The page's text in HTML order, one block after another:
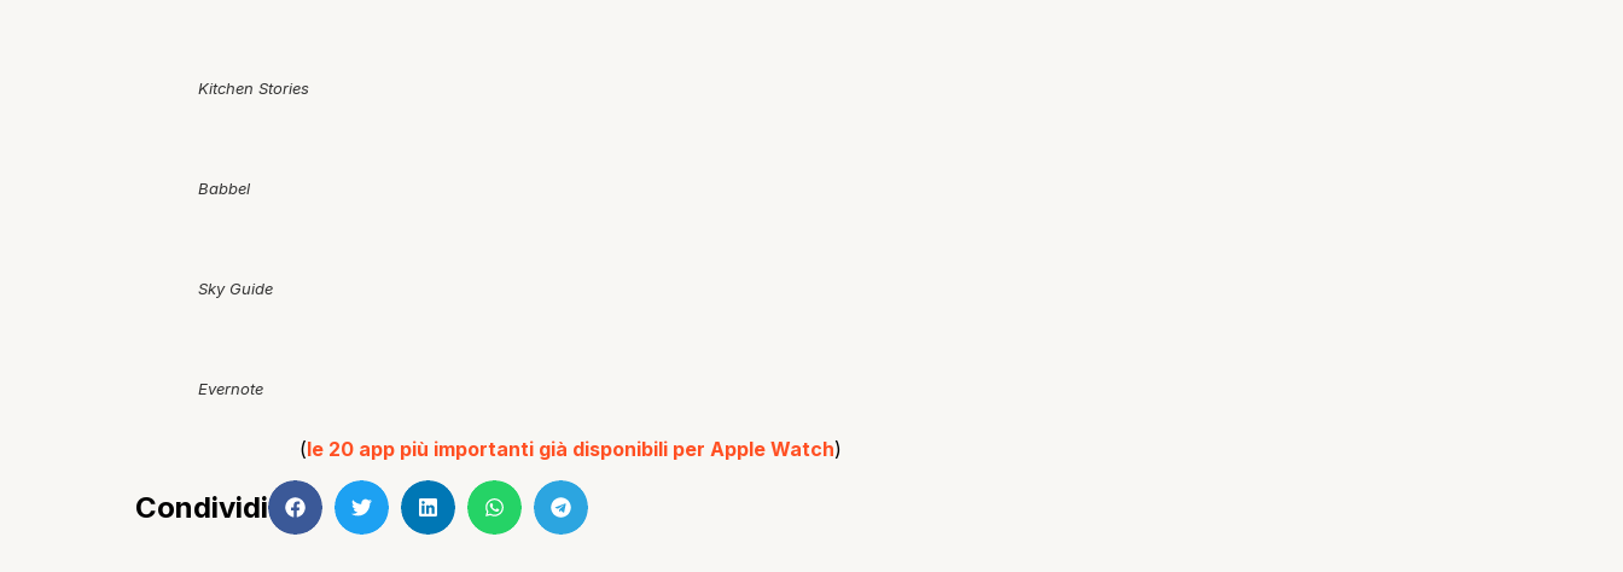
Kitchen Stories
Babbel
Sky Guide
Evernote
(le 20 app più importanti già disponibili per Apple Watch)
Condividi